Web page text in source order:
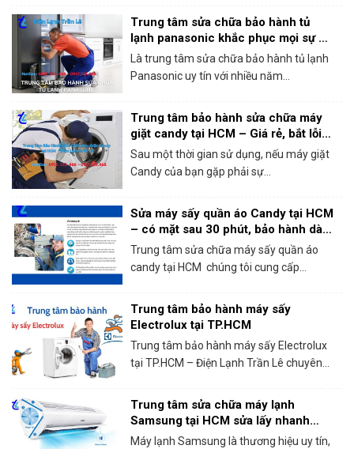
Trung tâm sửa chữa bảo hành tủ
lạnh panasonic khắc phục mọi sự cố
trong 1 lần gọi
Là trung tâm sửa chữa bảo hành tủ lạnh
Panasonic uy tín với nhiều năm...
Trung tâm bảo hành sửa chữa máy
giặt candy tại HCM – Giá rẻ, bắt lỗi
chính xác 100%
Sau một thời gian sử dụng, nếu máy giặt
Candy của bạn gặp phải sự...
Sửa máy sấy quần áo Candy tại HCM
– có mặt sau 30 phút, bảo hành dài
hạn!
Trung tâm sửa chữa máy sấy quần áo
candy tại HCM chúng tôi cung cấp...
Trung tâm bảo hành máy sấy
Electrolux tại TP.HCM
Trung tâm bảo hành máy sấy Electrolux
tại TP.HCM – Điện Lạnh Trần Lê chuyên...
Trung tâm sửa chữa máy lạnh
Samsung tại HCM sửa lấy nhanh
trong ngày
Máy lạnh Samsung là thương hiệu uy tín,